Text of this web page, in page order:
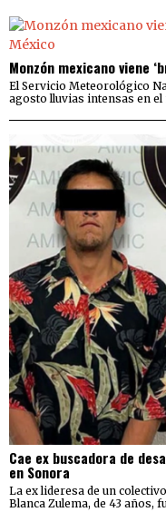
Monzón mexicano viene
El Servicio Meteorológico
agosto lluvias intensas en
Cae ex buscadora de
en Sonora
La ex lideresa de un
Blanca Zulema, de 43 años,